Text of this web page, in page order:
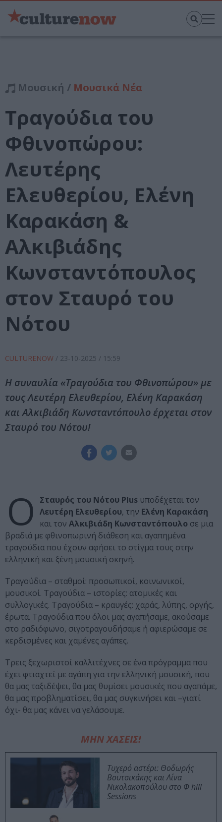
Μουσική / Μουσικά Νέα
Τραγούδια του
Φθινοπώρου:
Λευτέρης
Ελευθερίου, Ελένη
Καρακάση &
Αλκιβιάδης
Κωνσταντόπουλος
στον Σταυρό του
Νότου
CULTURENOW / 23-10-2025 / 15:59
Η συναυλία «Τραγούδια του Φθινοπώρου» με
τους Λευτέρη Ελευθερίου, Ελένη Καρακάση
και Αλκιβιάδη Κωνσταντόπουλο έρχεται στον
Σταυρό του Νότου!
Ο Σταυρός του Νότου Plus υποδέχεται τον
Λευτέρη Ελευθερίου, την Ελένη Καρακάση
και τον Αλκιβιάδη Κωνσταντόπουλο σε μια
βραδιά με φθινοπωρινή διάθεση και αγαπημένα
τραγούδια που έχουν αφήσει το στίγμα τους στην
ελληνική και ξένη μουσική σκηνή.
Τραγούδια – σταθμοί: προσωπικοί, κοινωνικοί,
μουσικοί. Τραγούδια – ιστορίες: ατομικές και
συλλογικές. Τραγούδια – κραυγές: χαράς, λύπης, οργής,
έρωτα. Τραγούδια που όλοι μας αγαπήσαμε, ακούσαμε
στο ραδιόφωνο, σιγοτραγουδήσαμε ή αφιερώσαμε σε
κερδισμένες και χαμένες αγάπες.
Τρεις ξεχωριστοί καλλιτέχνες σε ένα πρόγραμμα που
έχει φτιαχτεί με αγάπη για την ελληνική μουσική, που
θα μας ταξιδέψει, θα μας θυμίσει μουσικές που αγαπάμε,
θα μας προβληματίσει, θα μας συγκινήσει και –γιατί
όχι- θα μας κάνει να γελάσουμε.
ΜΗΝ ΧΑΣΕΙΣ!
Τυχερό αστέρι: Θοδωρής
Βουτσικάκης και Λίνα
Νικολακοπούλου στο Φ hill
Sessions